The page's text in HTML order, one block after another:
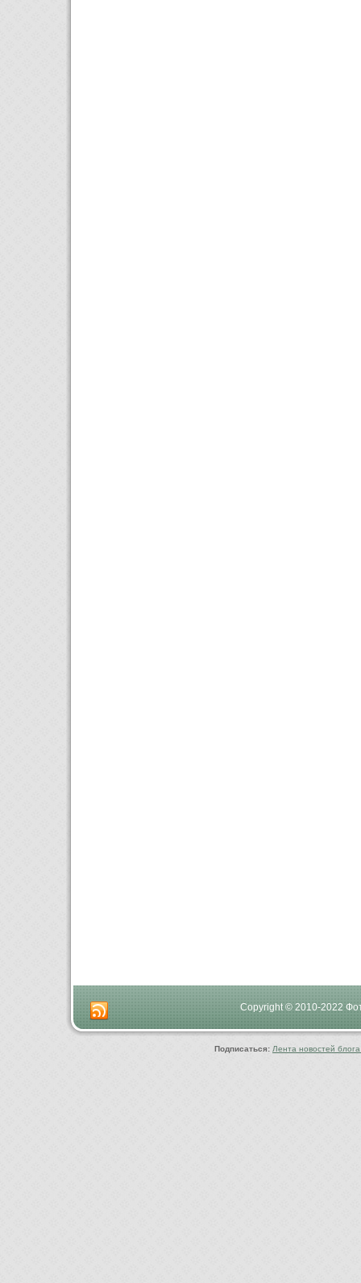
Copyright © 2010-2022
Подписаться: Лента новостей